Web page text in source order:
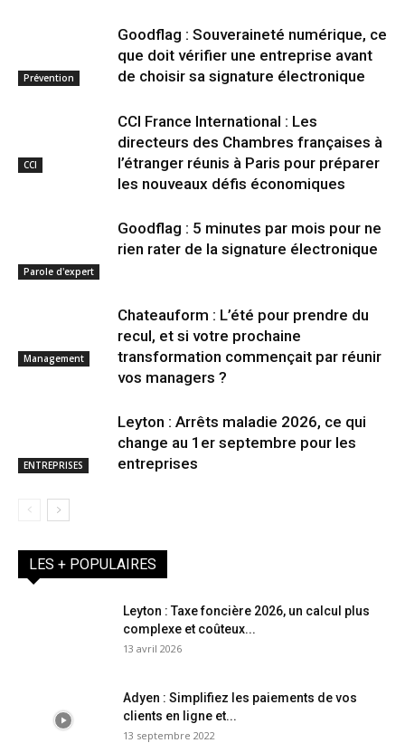
Prévention
Goodflag : Souveraineté numérique, ce
que doit vérifier une entreprise avant
de choisir sa signature électronique
CCI
CCI France International : Les
directeurs des Chambres françaises à
l’étranger réunis à Paris pour préparer
les nouveaux défis économiques
Parole d'expert
Goodflag : 5 minutes par mois pour ne
rien rater de la signature électronique
Management
Chateauform : L’été pour prendre du
recul, et si votre prochaine
transformation commençait par réunir
vos managers ?
ENTREPRISES
Leyton : Arrêts maladie 2026, ce qui
change au 1er septembre pour les
entreprises
LES + POPULAIRES
Leyton : Taxe foncière 2026, un calcul plus
complexe et coûteux...
13 avril 2026
Adyen : Simplifiez les paiements de vos
clients en ligne et...
13 septembre 2022